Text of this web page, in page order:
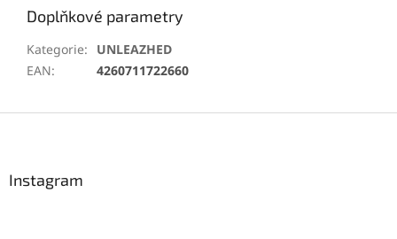
Doplňkové parametry
Kategorie:
UNLEAZHED
EAN: 4260711722660
Instagram